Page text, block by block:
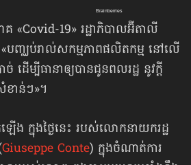
គ «Covid-19» រដ្ឋាភិបាលអ៊ីតាលី
«បញ្ឈប់រាល់សកម្មភាពផលិតកម្ម នៅលើ
ដើម្បីធានាឲ្យបានជូនពលរដ្ឋ នូវក្ដី
ខាន់ៗ»។
ើង ក្នុងថ្ងៃនេះ របស់លោកនាយករដ្ឋ
Giuseppe Conte) ក្នុងចំណាត់ការ